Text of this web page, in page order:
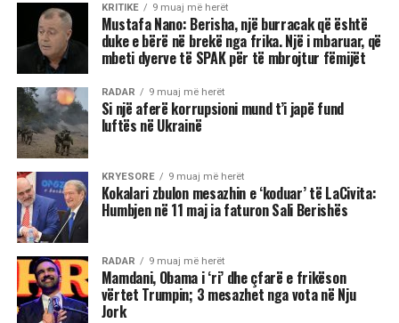
KRITIKE 9 muaj më herët
Mustafa Nano: Berisha, një burracak që është
duke e bërë në brekë nga frika. Një i mbaruar, që
mbeti dyerve të SPAK për të mbrojtur fëmijët
RADAR 9 muaj më herët
Si një aferë korrupsioni mund t’i japë fund
luftës në Ukrainë
KRYESORE 9 muaj më herët
Kokalari zbulon mesazhin e ‘koduar’ të LaCivita:
Humbjen në 11 maj ia faturon Sali Berishës
RADAR 9 muaj më herët
Mamdani, Obama i ‘ri’ dhe çfarë e frikëson
vërtet Trumpin; 3 mesazhet nga vota në Nju
Jork